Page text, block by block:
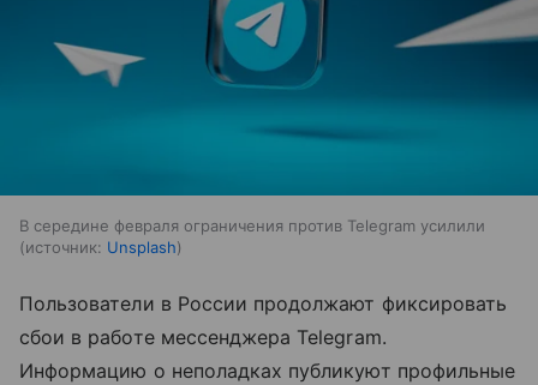
В середине февраля ограничения против Telegram усилили
источник: Unsplash
Пользователи в России продолжают фиксировать
сбои в работе мессенджера Telegram.
Информацию о неполадках публикуют профильные